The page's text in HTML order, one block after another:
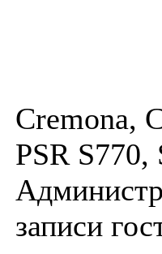
Cremona,
PSR
записи